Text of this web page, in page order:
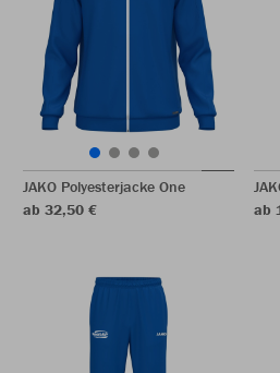
JAKO Polyesterjacke One
ab 32,50 €
ab